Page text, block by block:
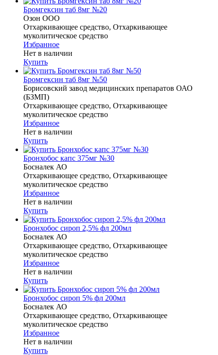
Бромгексин таб 8мг №20
Озон ООО
Отхаркивающее средство, Отхаркивающее
муколитическое средство
Избранное
Нет в наличии
Купить
Бромгексин таб 8мг №50
Борисовский завод медицинских препаратов ОАО
(БЗМП)
Отхаркивающее средство, Отхаркивающее
муколитическое средство
Избранное
Нет в наличии
Купить
Бронхобос капс 375мг №30
Босналек АО
Отхаркивающее средство, Отхаркивающее
муколитическое средство
Избранное
Нет в наличии
Купить
Бронхобос сироп 2,5% фл 200мл
Босналек АО
Отхаркивающее средство, Отхаркивающее
муколитическое средство
Избранное
Нет в наличии
Купить
Бронхобос сироп 5% фл 200мл
Босналек АО
Отхаркивающее средство, Отхаркивающее
муколитическое средство
Избранное
Нет в наличии
Купить